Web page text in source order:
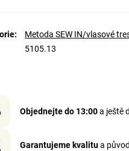
:
Metoda SEW IN/vlasové
5105.13
Objednejte do 13:00a ještě
Garantujeme kvalitua